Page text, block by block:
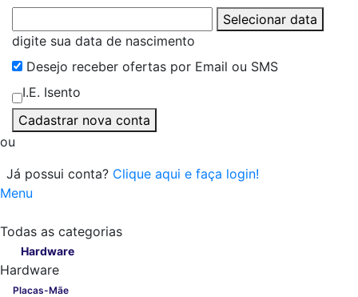
Selecionar data
digite sua data de nascimento
Desejo receber ofertas por Email ou SMS
I.E. Isento
Cadastrar nova conta
ou
Já possui conta? Clique aqui e faça login!
Menu
Todas as categorias
Hardware
Hardware
Placas-Mãe